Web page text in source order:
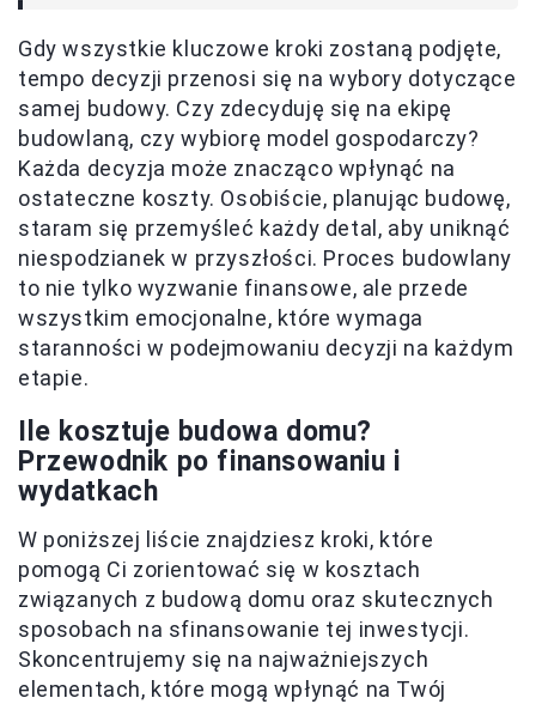
Gdy wszystkie kluczowe kroki zostaną podjęte,
tempo decyzji przenosi się na wybory dotyczące
samej budowy. Czy zdecyduję się na ekipę
budowlaną, czy wybiorę model gospodarczy?
Każda decyzja może znacząco wpłynąć na
ostateczne koszty. Osobiście, planując budowę,
staram się przemyśleć każdy detal, aby uniknąć
niespodzianek w przyszłości. Proces budowlany
to nie tylko wyzwanie finansowe, ale przede
wszystkim emocjonalne, które wymaga
staranności w podejmowaniu decyzji na każdym
etapie.
Ile kosztuje budowa domu?
Przewodnik po finansowaniu i
wydatkach
W poniższej liście znajdziesz kroki, które
pomogą Ci zorientować się w kosztach
związanych z budową domu oraz skutecznych
sposobach na sfinansowanie tej inwestycji.
Skoncentrujemy się na najważniejszych
elementach, które mogą wpłynąć na Twój